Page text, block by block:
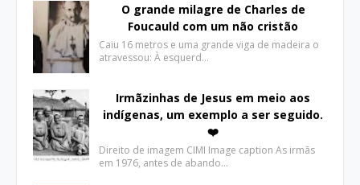
O grande milagre de Charles de
Foucauld com um não cristão
Caiu 16 metros e uma grande viga de madeira o
atravessou: À esquerd…
Irmãzinhas de Jesus em meio aos
indígenas, um exemplo a ser seguido.
❤️
Direito de imagem CIMI Image caption As irmãs
em 1976, antes de abando…